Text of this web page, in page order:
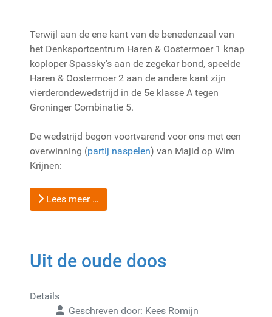
Terwijl aan de ene kant van de benedenzaal van
het Denksportcentrum Haren & Oostermoer 1 knap
koploper Spassky's aan de zegekar bond, speelde
Haren & Oostermoer 2 aan de andere kant zijn
vierderondewedstrijd in de 5e klasse A tegen
Groninger Combinatie 5.
De wedstrijd begon voortvarend voor ons met een
overwinning (partij naspelen) van Majid op Wim
Krijnen:
Lees meer …
Uit de oude doos
Details
Geschreven door: Kees Romijn